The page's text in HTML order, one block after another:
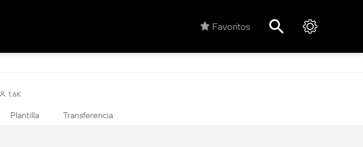
Favoritos
1.6K
Plantilla Transferencia